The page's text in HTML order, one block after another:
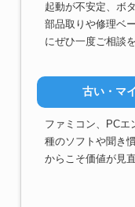
起動が不安定、ボ
部品取りや修理ベ
にぜひ一度ご相談を
古い・マ
ファミコン、PCエ
種のソフトや聞き
からこそ価値が見